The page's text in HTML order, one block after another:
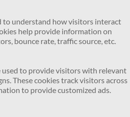
to understand how visitors interact
help provide information on
bounce rate, traffic source, etc.
to provide visitors with relevant
These cookies track visitors across
to provide customized ads.